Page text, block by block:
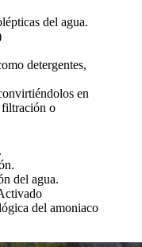
del agua.
detergentes,
en
filtración o
del agua.
del amoniaco